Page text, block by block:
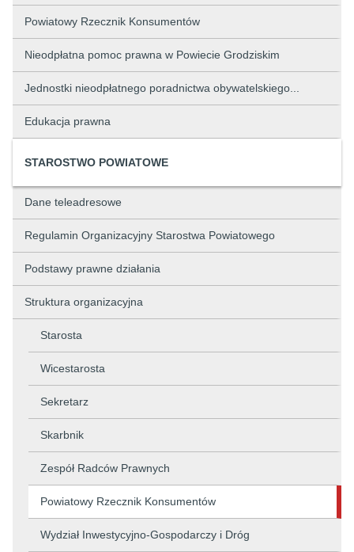
Powiatowy Rzecznik Konsumentów
Nieodpłatna pomoc prawna w Powiecie Grodziskim
Jednostki nieodpłatnego poradnictwa obywatelskiego...
Edukacja prawna
STAROSTWO POWIATOWE
Dane teleadresowe
Regulamin Organizacyjny Starostwa Powiatowego
Podstawy prawne działania
Struktura organizacyjna
Starosta
Wicestarosta
Sekretarz
Skarbnik
Zespół Radców Prawnych
Powiatowy Rzecznik Konsumentów
Wydział Inwestycyjno-Gospodarczy i Dróg